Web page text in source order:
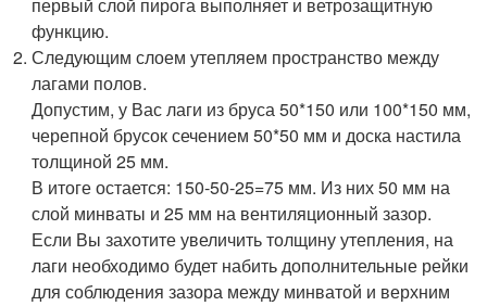
функцию.
Следующим слоем утепляем пространство между
лагами полов.
Допустим, у Вас лаги из бруса 50*150 или 100*150 мм,
черепной брусок сечением 50*50 мм и доска настила
толщиной 25 мм.
В итоге остается: 150-50-25=75 мм. Из них 50 мм на
слой минваты и 25 мм на вентиляционный зазор.
Если Вы захотите увеличить толщину утепления, на
лаги необходимо будет набить дополнительные рейки
для соблюдения зазора между минватой и верхним